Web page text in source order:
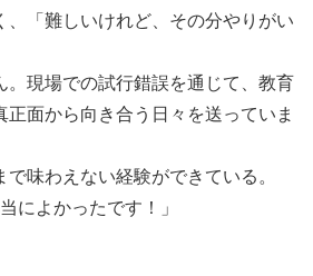
、「難しいけれど、その分やりがい
。現場での試行錯誤を通じて、教育
正面から向き合う日々を送っていま
で味わえない経験ができている。
によかったです！」